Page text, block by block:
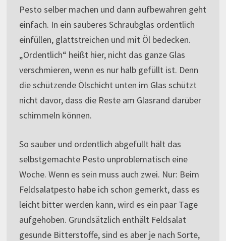
Pesto selber machen und dann aufbewahren geht
einfach. In ein sauberes Schraubglas ordentlich
einfüllen, glattstreichen und mit Öl bedecken.
„Ordentlich“ heißt hier, nicht das ganze Glas
verschmieren, wenn es nur halb gefüllt ist. Denn
die schützende Ölschicht unten im Glas schützt
nicht davor, dass die Reste am Glasrand darüber
schimmeln können.
So sauber und ordentlich abgefüllt hält das
selbstgemachte Pesto unproblematisch eine
Woche. Wenn es sein muss auch zwei. Nur: Beim
Feldsalatpesto habe ich schon gemerkt, dass es
leicht bitter werden kann, wird es ein paar Tage
aufgehoben. Grundsätzlich enthält Feldsalat
gesunde Bitterstoffe, sind es aber je nach Sorte,